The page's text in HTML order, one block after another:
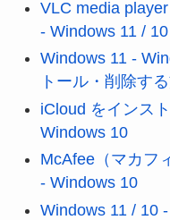
VLC media
- Windows 11 / 10
Windows 11 -
トール・削除す
iCloud をインス
Windows 10
McAfee（マカフ
- Windows 10
Windows 11 / 10